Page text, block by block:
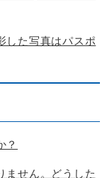
した写真はパスポ
？
ません。どうした